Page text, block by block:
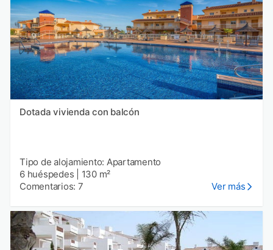
Dotada vivienda con balcón
Tipo de alojamiento: Apartamento
6 huéspedes
130 m²
Comentarios: 7
Ver más